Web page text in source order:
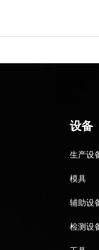
设备
生产设
模具
辅助设
检测设